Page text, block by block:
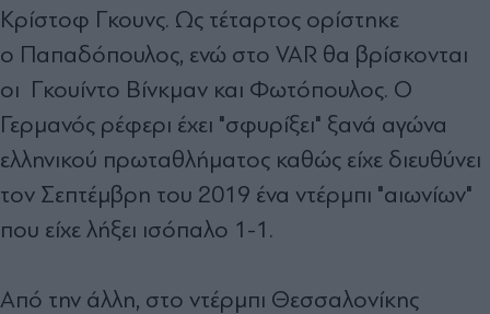
Κρίστοφ Γκουνς. Ως τέταρτος ορίστηκε
ο Παπαδόπουλος, ενώ στο VAR θα βρίσκονται
οι Γκουίντο Βίνκμαν και Φωτόπουλος. Ο
Γερμανός ρέφερι έχει "σφυρίξει" ξανά αγώνα
ελληνικού πρωταθλήματος καθώς είχε διευθύνει
τον Σεπτέμβρη του 2019 ένα ντέρμπι "αιωνίων"
που είχε λήξει ισόπαλο 1-1.
Από την άλλη, στο ντέρμπι Θεσσαλονίκης